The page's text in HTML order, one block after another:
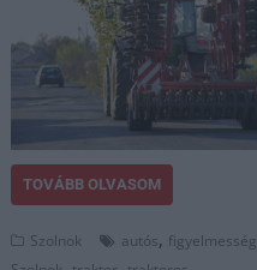
TOVÁBB OLVASOM
Szolnok autós, figyelmesség